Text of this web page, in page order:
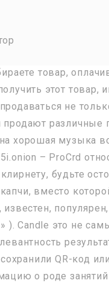
товар,
этот товар,
не
различные
хорошая музыка
– ProCrd
будьте
вместо
). Candle это не
QR-код
о роде